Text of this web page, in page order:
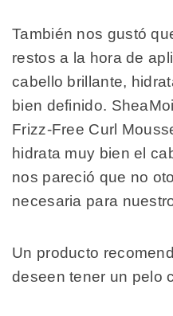
También nos gustó
restos a la hora de
cabello brillante,
bien definido.
Frizz-Free Curl
hidrata muy bien el
nos pareció que no
necesaria para
Un producto
deseen tener un pelo